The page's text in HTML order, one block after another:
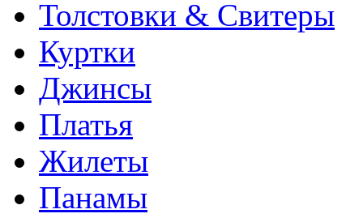
Толстовки & Свитеры
Куртки
Джинсы
Платья
Жилеты
Панамы